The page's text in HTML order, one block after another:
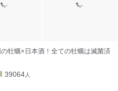
牡蠣×日本酒！全ての牡蠣は滅菌済
39064 人